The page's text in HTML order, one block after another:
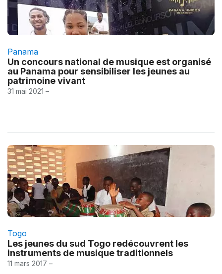
Panama
Un concours national de musique est organisé
au Panama pour sensibiliser les jeunes au
patrimoine vivant
31 mai 2021 –
Togo
Les jeunes du sud Togo redécouvrent les
instruments de musique traditionnels
11 mars 2017 –